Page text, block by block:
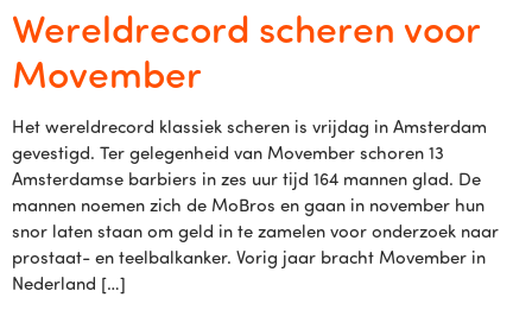
Wereldrecord scheren voor
Movember
Het wereldrecord klassiek scheren is vrijdag in Amsterdam
gevestigd. Ter gelegenheid van Movember schoren 13
Amsterdamse barbiers in zes uur tijd 164 mannen glad. De
mannen noemen zich de MoBros en gaan in november hun
snor laten staan om geld in te zamelen voor onderzoek naar
prostaat- en teelbalkanker. Vorig jaar bracht Movember in
Nederland […]